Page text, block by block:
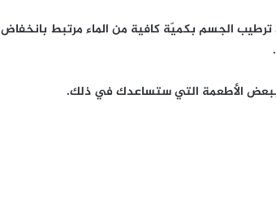
الجسم بكميّة كافية من الماء مرتبط بانخفاض
ببعض الأطعمة التي ستساعدك في ذلك.